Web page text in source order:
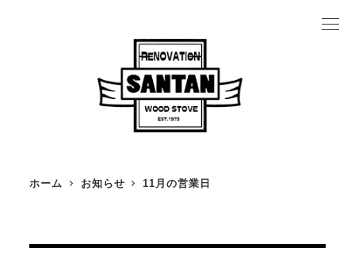
ホーム お知らせ 11月の営業日